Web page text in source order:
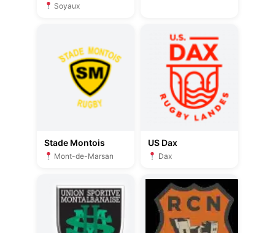
Soyaux
Stade Montois
Mont-de-Marsan
US Dax
Dax